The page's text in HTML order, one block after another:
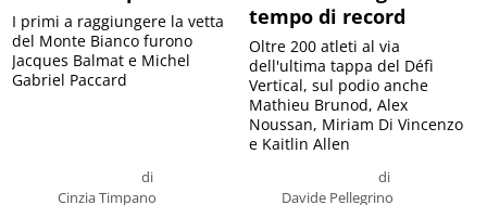
di
Cinzia Timpano
I primi a raggiungere la vetta
del Monte Bianco furono
Jacques Balmat e Michel
Gabriel Paccard
tempo di record
di
Davide Pellegrino
Oltre 200 atleti al via
dell'ultima tappa del Défì
Vertical, sul podio anche
Mathieu Brunod, Alex
Noussan, Miriam Di Vincenzo
e Kaitlin Allen